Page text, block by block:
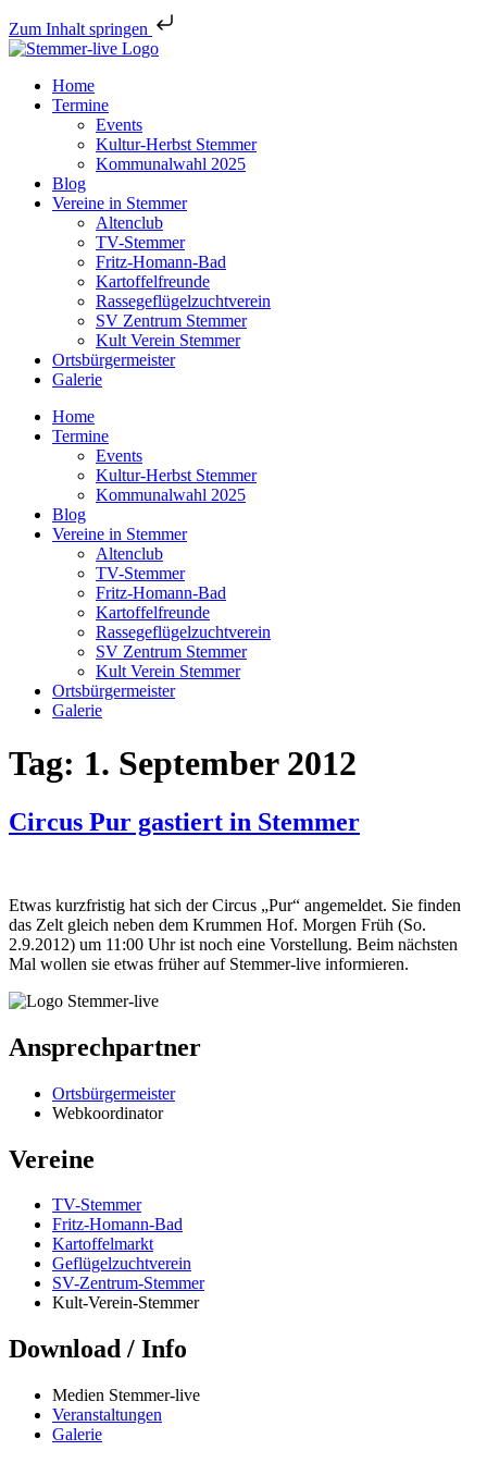
Zum Inhalt springen
Home
Termine
Events
Kultur-Herbst Stemmer
Kommunalwahl 2025
Blog
Vereine in Stemmer
Altenclub
TV-Stemmer
Fritz-Homann-Bad
Kartoffelfreunde
Rassegeflügelzuchtverein
SV Zentrum Stemmer
Kult Verein Stemmer
Ortsbürgermeister
Galerie
Home
Termine
Events
Kultur-Herbst Stemmer
Kommunalwahl 2025
Blog
Vereine in Stemmer
Altenclub
TV-Stemmer
Fritz-Homann-Bad
Kartoffelfreunde
Rassegeflügelzuchtverein
SV Zentrum Stemmer
Kult Verein Stemmer
Ortsbürgermeister
Galerie
Tag: 1. September 2012
Circus Pur gastiert in Stemmer
Etwas kurzfristig hat sich der Circus „Pur“ angemeldet. Sie finden
das Zelt gleich neben dem Krummen Hof. Morgen Früh (So.
2.9.2012) um 11:00 Uhr ist noch eine Vorstellung. Beim nächsten
Mal wollen sie etwas früher auf Stemmer-live informieren.
Ansprechpartner
Ortsbürgermeister
Webkoordinator
Vereine
TV-Stemmer
Fritz-Homann-Bad
Kartoffelmarkt
Geflügelzuchtverein
SV-Zentrum-Stemmer
Kult-Verein-Stemmer
Download / Info
Medien Stemmer-live
Veranstaltungen
Galerie